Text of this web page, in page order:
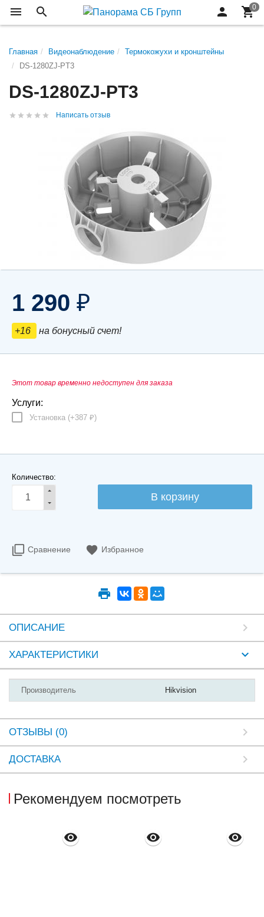
Главная Видеонаблюдение
Термокожухи и кронштейны
DS-1280ZJ-PT3
DS-1280ZJ-PT3
Написать отзыв
1 290 ₽
+16 на бонусный счет!
Этот товар временно недоступен для заказа
Услуги:
Установка (+387 ₽)
Количество:
Сравнение Избранное
ОПИСАНИЕ
ХАРАКТЕРИСТИКИ
Производитель Hikvision
ОТЗЫВЫ (0)
ДОСТАВКА
Рекомендуем посмотреть